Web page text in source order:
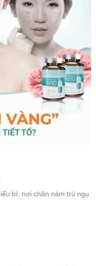
bì, nơi chân nám trú ngụ